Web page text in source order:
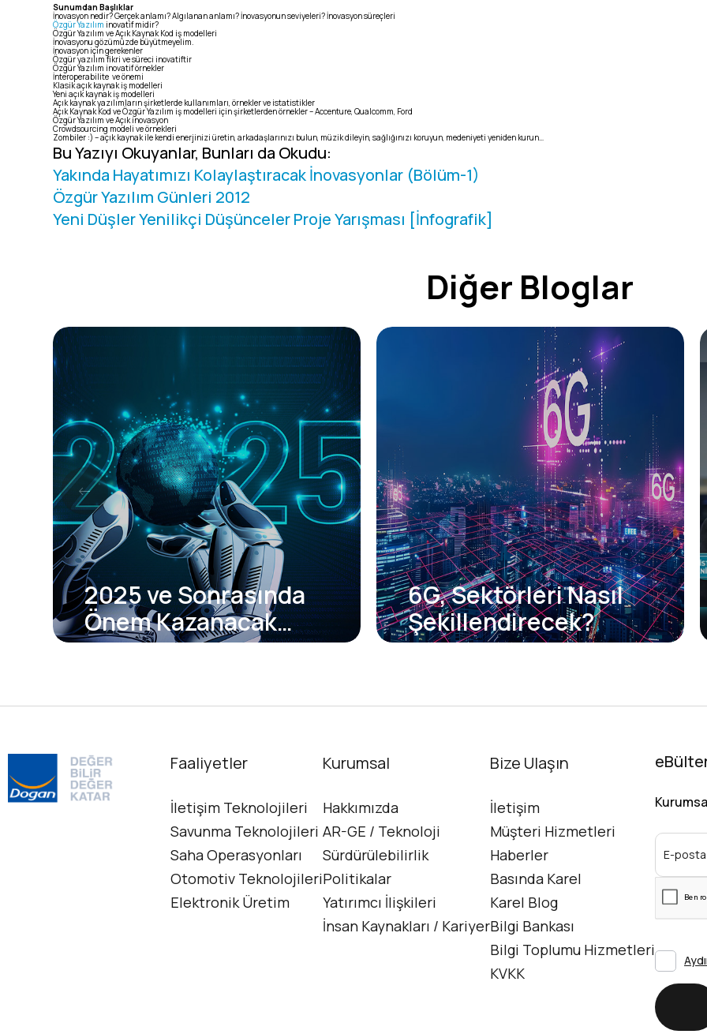
Sunumdan Başlıklar
İnovasyon nedir? Gerçek anlamı? Algılanan anlamı? İnovasyonun seviyeleri? İnovasyon süreçleri
Özgür Yazılım inovatif midir?
Özgür Yazılım ve Açık Kaynak Kod iş modelleri
İnovasyonu gözümüzde büyütmeyelim.
İnovasyon için gerekenler
Özgür yazılım fikri ve süreci inovatiftir
Özgür Yazılım inovatif örnekler
İnteroperabilite ve önemi
Klasik açık kaynak iş modelleri
Yeni açık kaynak iş modelleri
Açık kaynak yazılımların şirketlerde kullanımları, örnekler ve istatistikler
Açık Kaynak Kod ve Özgür Yazılım iş modelleri için şirketlerden örnekler – Accenture, Qualcomm, Ford
Özgür Yazılım ve Açık inovasyon
Crowdsourcing modeli ve örnekleri
Zombiler :) – açık kaynak ile kendi enerjinizi üretin, arkadaşlarınızı bulun, müzik dileyin, sağlığınızı koruyun, medeniyeti yeniden kurun…
Bu Yazıyı Okuyanlar, Bunları da Okudu:
Yakında Hayatımızı Kolaylaştıracak İnovasyonlar (Bölüm-1)
Özgür Yazılım Günleri 2012
Yeni Düşler Yenilikçi Düşünceler Proje Yarışması [İnfografik]
Diğer Bloglar
2025 ve Sonrasında
Önem Kazanacak
Teknoloji Trendleri
geleceği için yeni fırsatları da
kazanacak teknolojilere ne kadar
hazırsınız?2025 yılı ve…...
Detaylı Bilgi
6G, Sektörleri Nasıl
Şekillendirecek?
yaptı. Yine de mobil
sektör artık beşinci nesil mobilin
'devamına'…...
Detaylı Bilgi
Faaliyetler
İletişim Teknolojileri
Savunma Teknolojileri
Saha Operasyonları
Otomotiv Teknolojileri
Elektronik Üretim
Kurumsal
Hakkımızda
AR-GE / Teknoloji
Sürdürülebilirlik
Politikalar
Yatırımcı İlişkileri
İnsan Kaynakları / Kariyer
İletişim
Bize Ulaşın
İletişim
Müşteri Hizmetleri
Haberler
Basında Karel
Karel Blog
Bilgi Bankası
Bilgi Toplumu Hizmetleri
KVKK